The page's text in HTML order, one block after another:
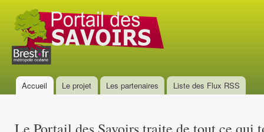
Portail
des
savoirs
Menu principal
Accueil Le projet Les partenaires Liste des Flux RSS